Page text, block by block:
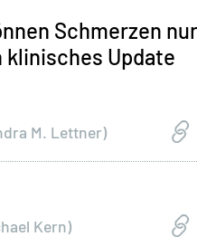
Schmerzen nur
klinisches Update
M. Lettner)
Kern)